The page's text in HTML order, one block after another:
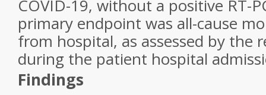
COVID-19, without a positive RT-
primary endpoint was all-cause
from hospital, as assessed by the
during the patient hospital
Findings